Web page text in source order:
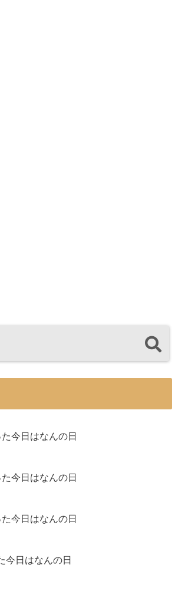
今日はなんの日
今日はなんの日
今日はなんの日
今日はなんの日